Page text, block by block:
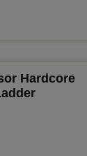
Hardcore